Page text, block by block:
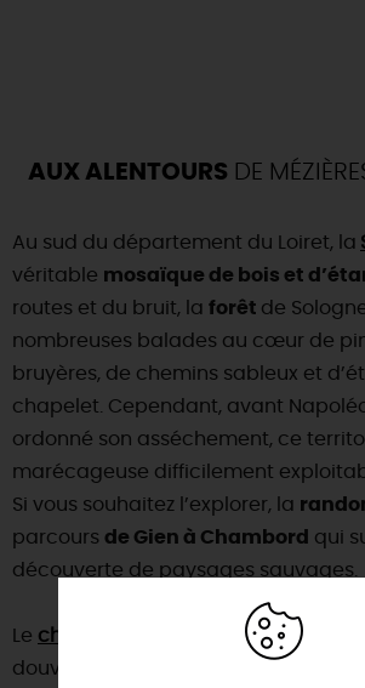
AUX ALENTOURS DE
Au sud du département du Loiret, la
véritable mosaïque de bois et
routes et du bruit, la forêt de
nombreuses balades au cœur de
bruyères, de chemins sableux et
chapelet. Cependant, avant
ordonné son asséchement, ce
marécageuse difficilement
Si vous souhaitez l’explorer, la
parcours de Gien à Chambord qui
découverte de paysages sauvages.
Le château de La Ferté-Saint-Aubin
douves et s’élève sur les bords de la